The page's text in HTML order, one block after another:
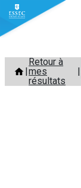
Aller
contenu
Retour à
mes
résultats